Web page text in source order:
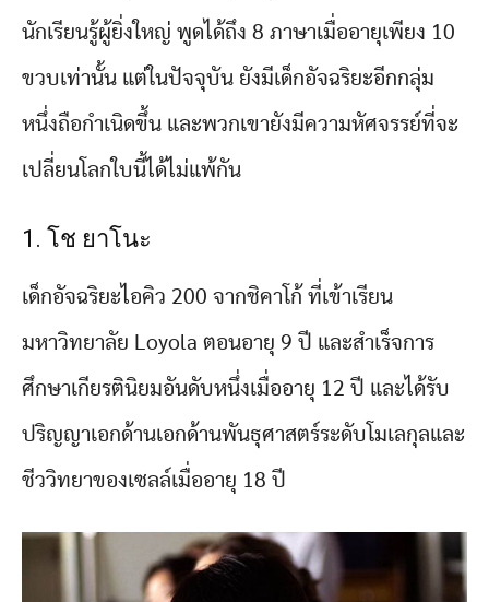
นักเรียนรู้ผู้ยิ่งใหญ่ พูดได้ถึง 8 ภาษาเมื่ออายุเพียง 10
ขวบเท่านั้น แต่ในปัจจุบัน ยังมีเด็กอัจฉริยะอีกกลุ่ม
หนึ่งถือกำเนิดขึ้น และพวกเขายังมีความหัศจรรย์ที่จะ
เปลี่ยนโลกใบนี้ได้ไม่แพ้กัน
1. โช ยาโนะ
เด็กอัจฉริยะไอคิว 200 จากชิคาโก้ ที่เข้าเรียน
มหาวิทยาลัย Loyola ตอนอายุ 9 ปี และสำเร็จการ
ศึกษาเกียรตินิยมอันดับหนึ่งเมื่ออายุ 12 ปี และได้รับ
ปริญญาเอกด้านเอกด้านพันธุศาสตร์ระดับโมเลกุลและ
ชีววิทยาของเซลล์เมื่ออายุ 18 ปี